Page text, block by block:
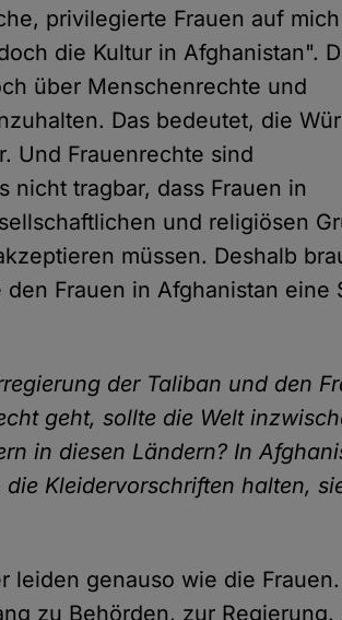
privilegierte Frauen auf mich
die Kultur in Afghanistan".
über Menschenrechte und
Das bedeutet, die
Und Frauenrechte sind
nicht tragbar, dass Frauen in
und religiösen
müssen. Deshalb
Frauen in Afghanistan eine
der Taliban und den
geht, sollte die Welt
in diesen Ländern? In
Kleidervorschriften halten,
leiden genauso wie die
zu Behörden, zur Regierung.